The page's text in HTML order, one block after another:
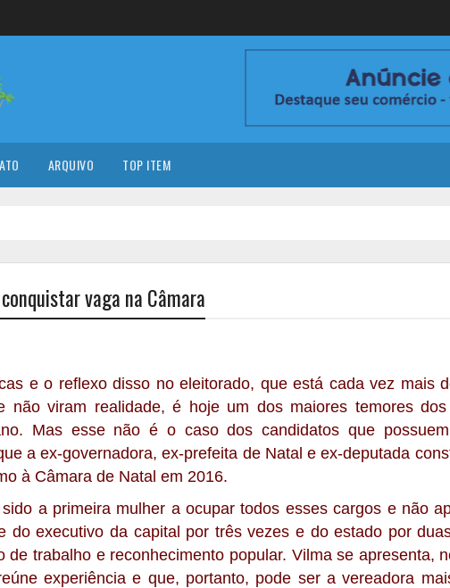
ARQUIVO TOP ITEM
vaga na Câmara
e o reflexo disso no eleitorado, que está cada vez mais
não viram realidade, é hoje um dos maiores temores
Mas esse não é o caso dos candidatos que
a ex-governadora, ex-prefeita de Natal e ex-deputada
à Câmara de Natal em 2016.
a primeira mulher a ocupar todos esses cargos e não
do executivo da capital por três vezes e do estado por
de trabalho e reconhecimento popular. Vilma se apresenta,
experiência e que, portanto, pode ser a vereadora